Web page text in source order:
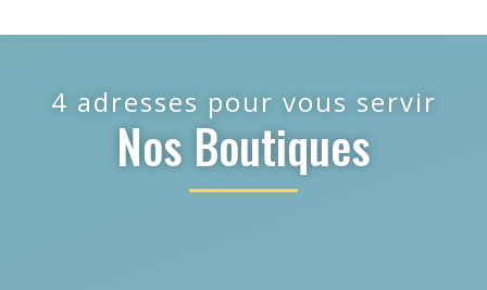
4 adresses pour vous servir
Nos Boutiques